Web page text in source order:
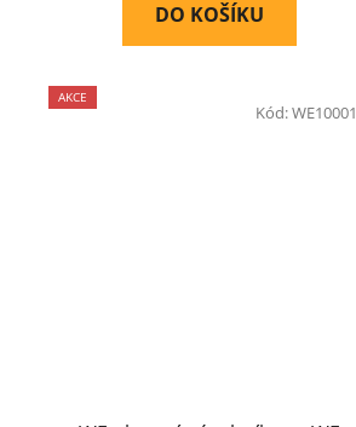
DO KOŠÍKU
AKCE
Kód:WE10001